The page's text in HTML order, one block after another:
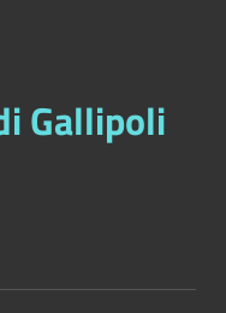
Gallipoli